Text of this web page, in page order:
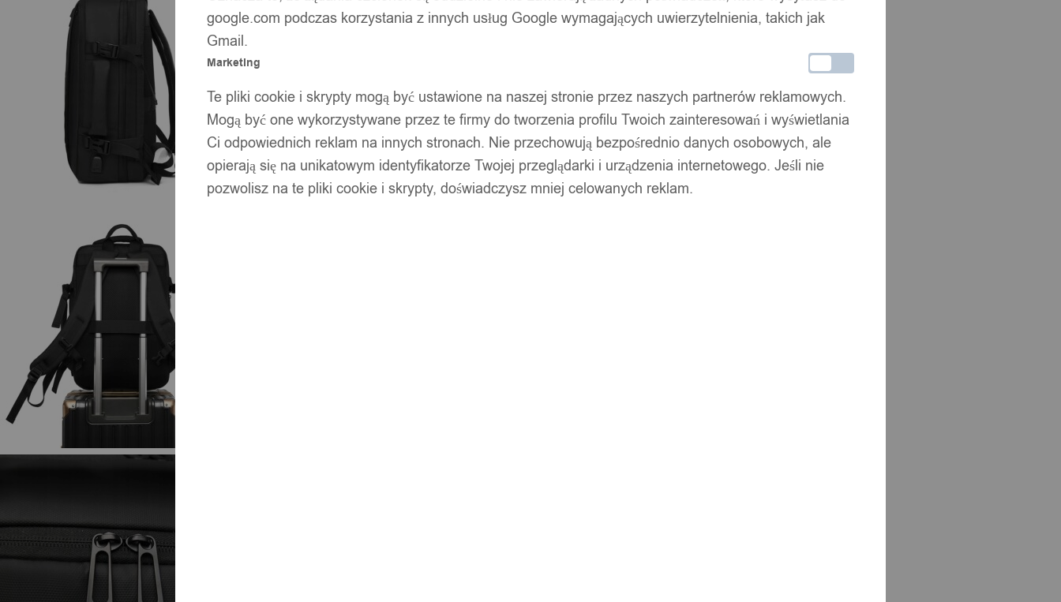
google.com podczas korzystania z innych usług Google wymagających uwierzytelnienia, takich jak
Gmail.
Marketing
Te pliki cookie i skrypty mogą być ustawione na naszej stronie przez naszych partnerów reklamowych.
Mogą być one wykorzystywane przez te firmy do tworzenia profilu Twoich zainteresowań i wyświetlania
Ci odpowiednich reklam na innych stronach. Nie przechowują bezpośrednio danych osobowych, ale
opierają się na unikatowym identyfikatorze Twojej przeglądarki i urządzenia internetowego. Jeśli nie
pozwolisz na te pliki cookie i skrypty, doświadczysz mniej celowanych reklam.